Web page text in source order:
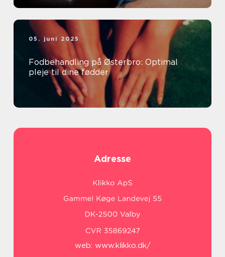
05. juni 2025
Fodbehandling på Østerbro: Optimal
pleje til dine fødder
Adresse
web: www.klikko.dk/